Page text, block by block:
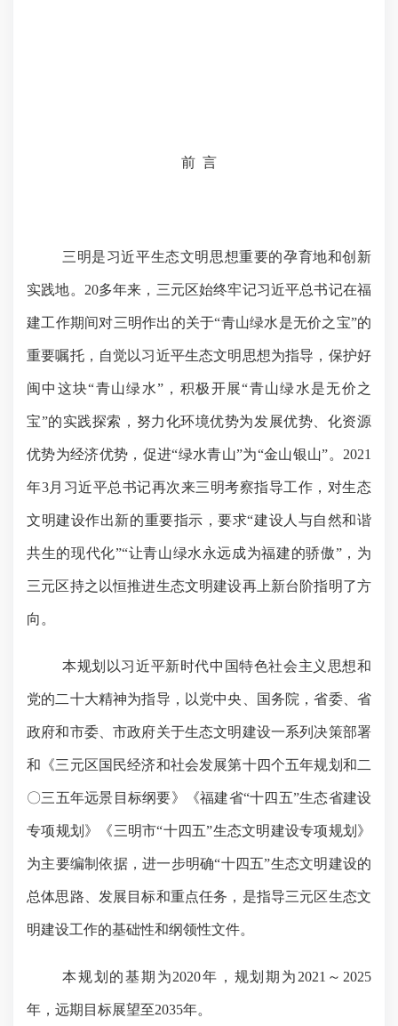
前 言
三明是习近平生态文明思想重要的孕育地和创新
实践地。 20多年来，三元区始终牢记习近平总书记在福
建工作期间对三明作出的关于“青山绿水是无价之宝”的
重要嘱托，自觉以习近平生态文明思想为指导，保护好
闽中这块“青山绿水”，积极开展“青山绿水是无价之
宝”的实践探索，努力化环境优势为发展优势、化资源
优势为经济优势，促进“绿水青山”为“金山银山”。 2021
年3月习近平总书记再次来三明考察指导工作，对生态
文明建设作出新的重要指示，要求“建设人与自然和谐
共生的现代化”“让青山绿水永远成为福建的骄傲”，为
三元区持之以恒推进生态文明建设再上新台阶指明了方
向。
本规划以习近平新时代中国特色社会主义思想和
党的二十大精神为指导，以党中央、国务院，省委、省
政府和市委、市政府关于生态文明建设一系列决策部署
和《三元区国民经济和社会发展第十四个五年规划和二
〇三五年远景目标纲要》《福建省“十四五”生态省建设
专项规划》《三明市“十四五”生态文明建设专项规划》
为主要编制依据，进一步明确“十四五”生态文明建设的
总体思路、发展目标和重点任务，是指导三元区生态文
明建设工作的基础性和纲领性文件。
本规划的基期为2020年，规划期为 2021 ～ 2025
年，远期目标展望至2035年。